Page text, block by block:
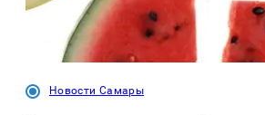
Новости Самары